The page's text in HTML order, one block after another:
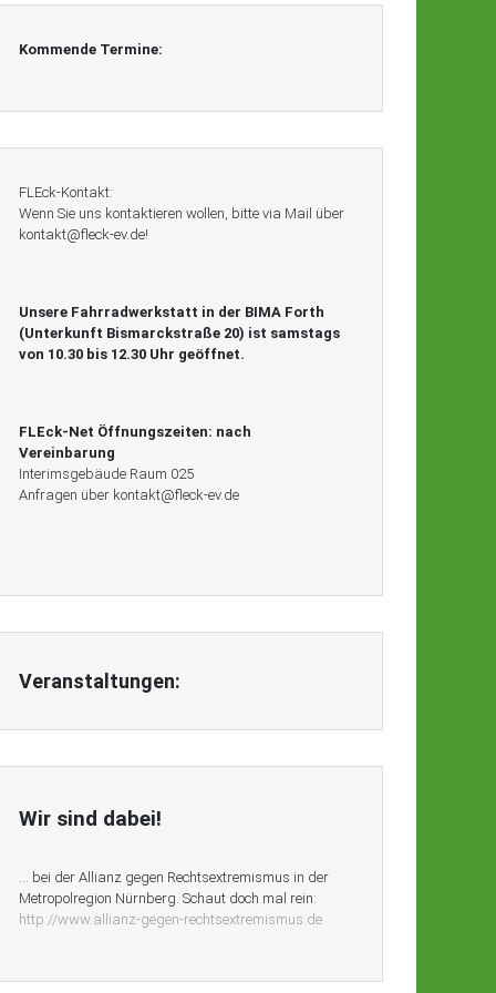
Kommende Termine:
FLEck-Kontakt:
Wenn Sie uns kontaktieren wollen, bitte via Mail über
kontakt@fleck-ev.de!
Unsere Fahrradwerkstatt in der BIMA Forth
(Unterkunft Bismarckstraße 20) ist samstags
von 10.30 bis 12.30 Uhr geöffnet.
FLEck-Net Öffnungszeiten: nach
Vereinbarung
Interimsgebäude Raum 025
Anfragen über kontakt@fleck-ev.de
Veranstaltungen:
Wir sind dabei!
… bei der Allianz gegen Rechtsextremismus in der
Metropolregion Nürnberg. Schaut doch mal rein:
http://www.allianz-gegen-rechtsextremismus.de